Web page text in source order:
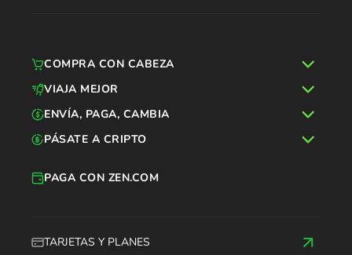
TARJETAS Y PLANES
PAGA CON ZEN.COM
COMPRA CON CABEZA
VIAJA MEJOR
ENVÍA, PAGA, CAMBIA
PÁSATE A CRIPTO